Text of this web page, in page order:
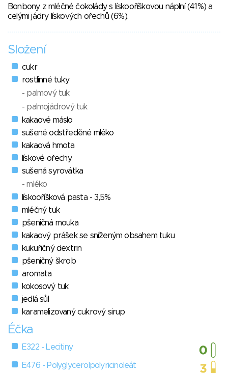
Bonbony z mléčné čokolády s lískooříškovou náplní (41%) a
celými jádry lískových ořechů (6%).
Složení
cukr
rostlinné tuky
- palmový tuk
- palmojádrový tuk
kakaové máslo
sušené odstředěné mléko
kakaová hmota
lískové ořechy
sušená syrovátka
- mléko
lískooříšková pasta - 3,5%
mléčný tuk
pšeničná mouka
kakaový prášek se sníženým obsahem tuku
kukuřičný dextrin
pšeničný škrob
aromata
kokosový tuk
jedlá sůl
karamelizovaný cukrový sirup
Éčka
E322 - Lecitiny
E476 - Polyglycerolpolyricinoleát